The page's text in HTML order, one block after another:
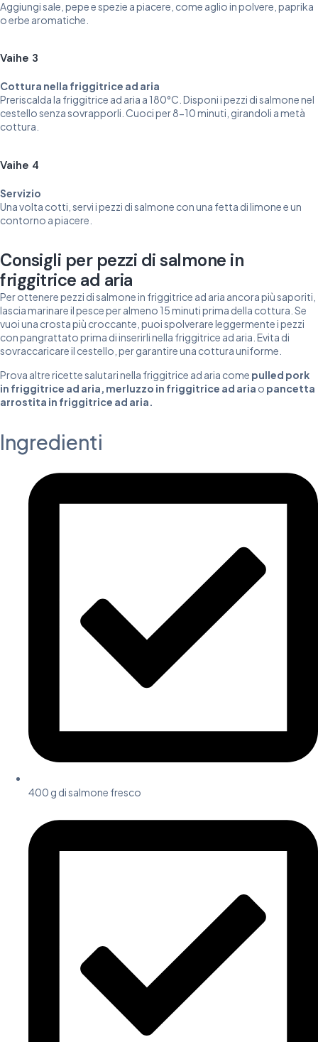
Aggiungi sale, pepe e spezie a piacere, come aglio in polvere, paprika
o erbe aromatiche.
Vaihe 3
Cottura nella friggitrice ad aria
Preriscalda la friggitrice ad aria a 180°C. Disponi i pezzi di salmone nel
cestello senza sovrapporli. Cuoci per 8-10 minuti, girandoli a metà
cottura.
Vaihe 4
Servizio
Una volta cotti, servi i pezzi di salmone con una fetta di limone e un
contorno a piacere.
Consigli per pezzi di salmone in
friggitrice ad aria
Per ottenere pezzi di salmone in friggitrice ad aria ancora più saporiti,
lascia marinare il pesce per almeno 15 minuti prima della cottura. Se
vuoi una crosta più croccante, puoi spolverare leggermente i pezzi
con pangrattato prima di inserirli nella friggitrice ad aria. Evita di
sovraccaricare il cestello, per garantire una cottura uniforme.
Prova altre ricette salutari nella friggitrice ad aria come pulled pork
in friggitrice ad aria, merluzzo in friggitrice ad aria o pancetta
arrostita in friggitrice ad aria.
Ingredienti
400 g di salmone fresco